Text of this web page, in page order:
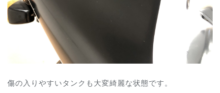
傷の入りやすいタンクも大変綺麗な状態です。